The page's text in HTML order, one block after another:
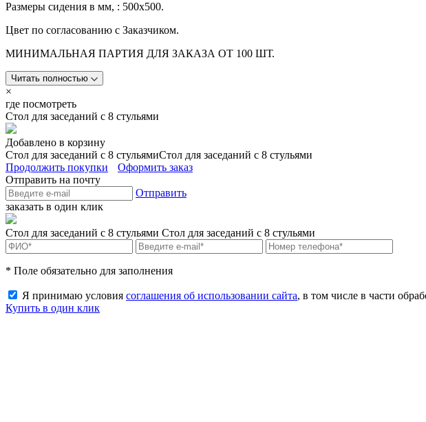
Размеры сидения в мм, : 500х500.
Цвет по согласованию с Заказчиком.
МИНИМАЛЬНАЯ ПАРТИЯ ДЛЯ ЗАКАЗА ОТ 100 ШТ.
Читать полностью
×
где посмотреть
Стол для заседаний с 8 стульями
Добавлено в корзину
Стол для заседаний с 8 стульямиСтол для заседаний с 8 стульями
Продолжить покупки
Оформить заказ
Отправить на почту
Отправить
заказать в один клик
Стол для заседаний с 8 стульями Стол для заседаний с 8 стульями
* Поле обязательно для заполнения
Я принимаю условия соглашения об использовании сайта, в том числе в части
Купить в один клик